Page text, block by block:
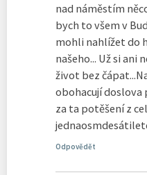
nad náměstím
bych to všem v
mohli nahlížet do
našeho... Už si ani
život bez
obohacují doslova
za ta potěšení z
Odpovědět